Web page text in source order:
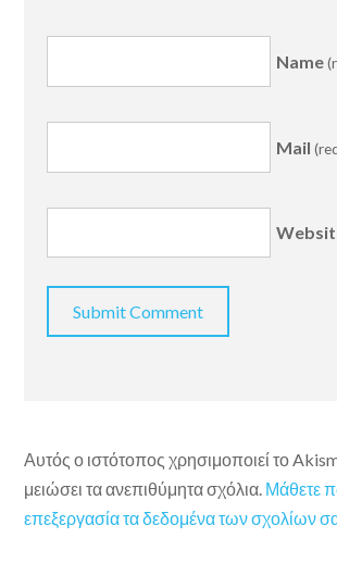
Name
Mail
Αυτός ο ιστότοπος χρησιμοποιεί το
μειώσει τα ανεπιθύμητα σχόλια. Μάθετε
επεξεργασία τα δεδομένα των σχολίων